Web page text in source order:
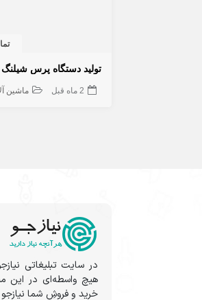
2 ماه قبل ماشین
در سایت تبلیغاتی
هیچ واسطه‌ای در این
خرید و فروشِ شما